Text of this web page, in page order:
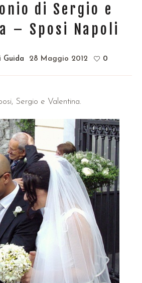
di Sergio e
– Sposi Napoli
Guida 28 Maggio 2012 0
Sergio e Valentina.